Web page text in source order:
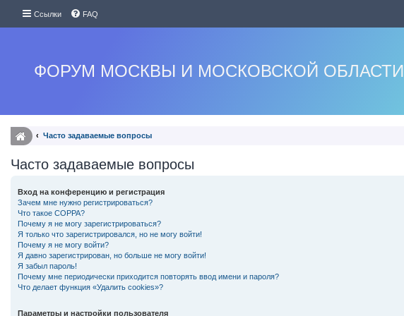
Ссылки FAQ
ФОРУМ МОСКВЫ И МОСКОВСКОЙ ОБЛАСТИ
Часто задаваемые вопросы
Часто задаваемые вопросы
Вход на конференцию и регистрация
Зачем мне нужно регистрироваться?
Что такое COPPA?
Почему я не могу зарегистрироваться?
Я только что зарегистрировался, но не могу войти!
Почему я не могу войти?
Я давно зарегистрирован, но больше не могу войти!
Я забыл пароль!
Почему мне периодически приходится повторять ввод имени и пароля?
Что делает функция «Удалить cookies»?
Параметры и настройки пользователя